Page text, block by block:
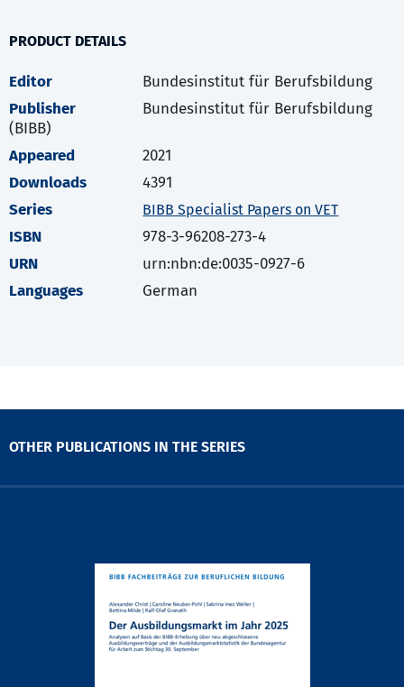
PRODUCT DETAILS
Editor
Bundesinstitut für Berufsbildung
Publisher
Bundesinstitut für Berufsbildung
(BIBB)
Appeared
2021
Downloads
4391
Series
BIBB Specialist Papers on VET
ISBN
978-3-96208-273-4
URN
urn:nbn:de:0035-0927-6
Languages
German
OTHER PUBLICATIONS IN THE SERIES